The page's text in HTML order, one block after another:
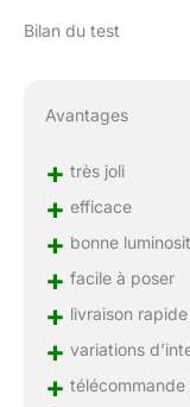
Bilan du test
Avantages
+ très joli
+ efficace
+ bonne
+ facile à poser
+ livraison rapide
+ variations
+ télécommande